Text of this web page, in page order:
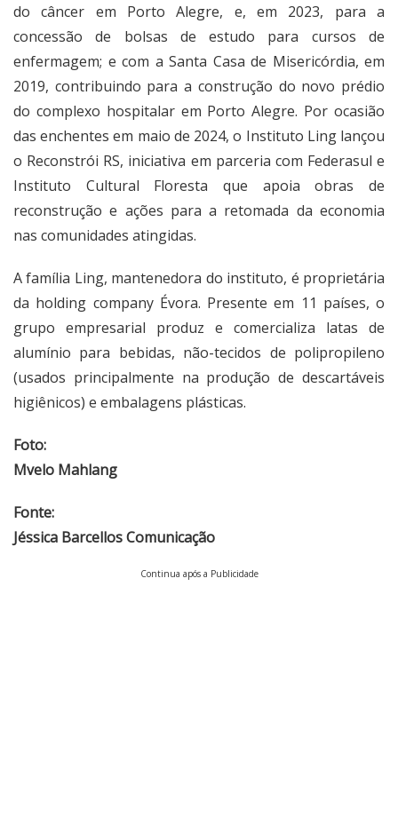
do câncer em Porto Alegre, e, em 2023, para a
concessão de bolsas de estudo para cursos de
enfermagem; e com a Santa Casa de Misericórdia, em
2019, contribuindo para a construção do novo prédio
do complexo hospitalar em Porto Alegre. Por ocasião
das enchentes em maio de 2024, o Instituto Ling lançou
o Reconstrói RS, iniciativa em parceria com Federasul e
Instituto Cultural Floresta que apoia obras de
reconstrução e ações para a retomada da economia
nas comunidades atingidas.
A família Ling, mantenedora do instituto, é proprietária
da holding company Évora. Presente em 11 países, o
grupo empresarial produz e comercializa latas de
alumínio para bebidas, não-tecidos de polipropileno
(usados principalmente na produção de descartáveis
higiênicos) e embalagens plásticas.
Foto:
Mvelo Mahlang
Fonte:
Jéssica Barcellos Comunicação
Continua após a Publicidade